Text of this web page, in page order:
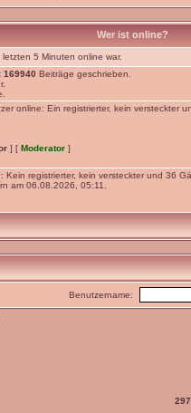
Wer ist online?
5 Minuten online war.
169940 Beiträge geschrieben.
online: Ein registrierter, kein versteckter
] [ Moderator ]
Kein registrierter, kein versteckter und 36
am 06.08.2026, 05:11.
Benutzername: